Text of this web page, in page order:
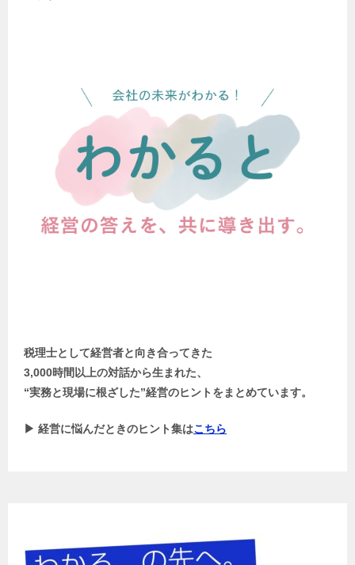
税理士として経営者と向き合ってきた
3,000時間以上の対話から生まれた、
“実務と現場に根ざした”経営のヒントをまとめています。
▶ 経営に悩んだときのヒント集はこちら